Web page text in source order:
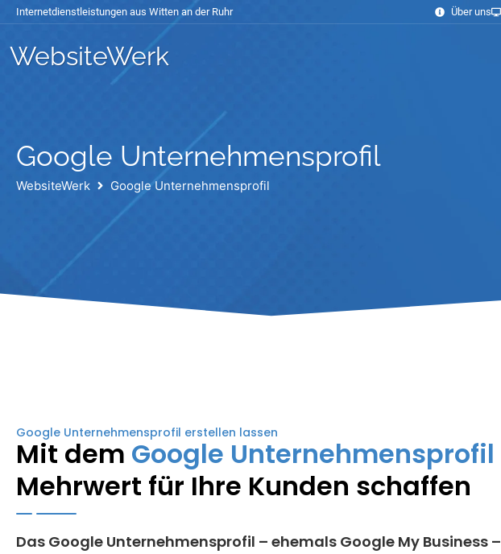
Internetdienstleistungen aus Witten an der Ruhr Über uns
WebsiteWerk
Google Unternehmensprofil
WebsiteWerk Google Unternehmensprofil
Google Unternehmensprofil erstellen lassen
Mit dem Google Unternehmensprofil
Mehrwert für Ihre Kunden schaffen
Das Google Unternehmensprofil – ehemals Google My Business –